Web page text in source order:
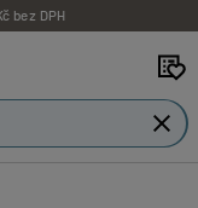
bez DPH